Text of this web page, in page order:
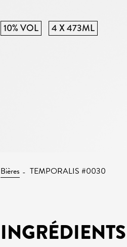
10% VOL 4 X 473ML
Bières TEMPORALIS #0030
INGRÉDIENTS